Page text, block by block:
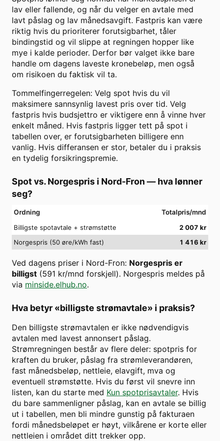
lav eller fallende, og når du velger en avtale med
lavt påslag og lav månedsavgift. Fastpris kan være
riktig hvis du prioriterer forutsigbarhet, tåler
bindingstid og vil slippe at regningen hopper like
mye i kalde perioder. Derfor bør valget ikke bare
handle om dagens laveste kronebeløp, men også
om risikoen du faktisk vil ta.
Tommelfingerregelen: Velg spot hvis du vil
maksimere sannsynlig lavest pris over tid. Velg
fastpris hvis budsjettro er viktigere enn å vinne hver
enkelt måned. Hvis fastpris ligger tett på spot i
tabellen over, er forutsigbarheten billigere enn
vanlig. Hvis differansen er stor, betaler du i praksis
en tydelig forsikringspremie.
Spot vs. Norgespris i Nord-Fron — hva lønner
seg?
Ordning
Totalpris/mnd
Billigste spotavtale + strømstøtte
2 007 kr
Norgespris (50 øre/kWh fast)
1 416 kr
Ved dagens priser i Nord-Fron: Norgespris er
billigst (591 kr/mnd forskjell). Norgespris meldes på
via minside.elhub.no.
Hva betyr «billigste strømavtale» i praksis?
Den billigste strømavtalen er ikke nødvendigvis
avtalen med lavest annonsert påslag.
Strømregningen består av flere deler: spotpris for
kraften du bruker, påslag fra strømleverandøren,
fast månedsbeløp, nettleie, elavgift, mva og
eventuell strømstøtte. Hvis du først vil snevre inn
listen, kan du starte med Kun spotprisavtaler. Hvis
du bare sammenligner påslag, kan en avtale se billig
ut i tabellen, men bli mindre gunstig på fakturaen
fordi månedsbeløpet er høyt, vilkårene er korte eller
nettleien i området ditt trekker opp.